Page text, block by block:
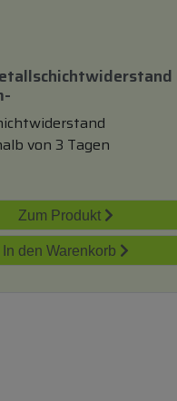
von 3 Tagen
Zum Produkt
In den Warenkorb